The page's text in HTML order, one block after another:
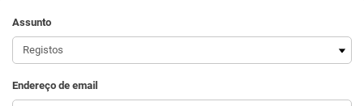
Assunto
Endereço de email